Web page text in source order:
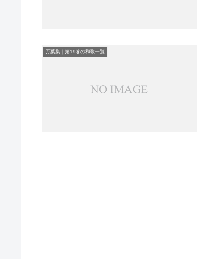
万葉集｜第19巻の和歌一覧